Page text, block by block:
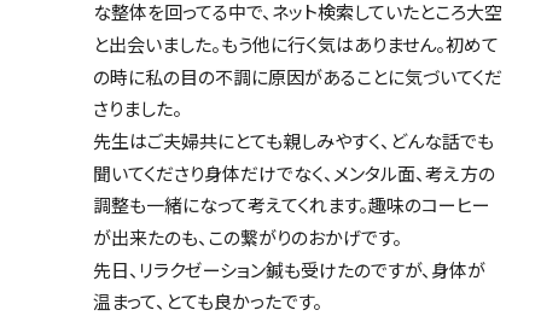
な整体を回ってる中で、ネット検索していたところ大空
と出会いました。もう他に行く気はありません。初めて
の時に私の目の不調に原因があることに気づいてくだ
さりました。
先生はご夫婦共にとても親しみやすく、どんな話でも
聞いてくださり身体だけでなく、メンタル面、考え方の
調整も一緒になって考えてくれます。趣味のコーヒー
が出来たのも、この繋がりのおかげです。
先日、リラクゼーション鍼も受けたのですが、身体が
温まって、とても良かったです。